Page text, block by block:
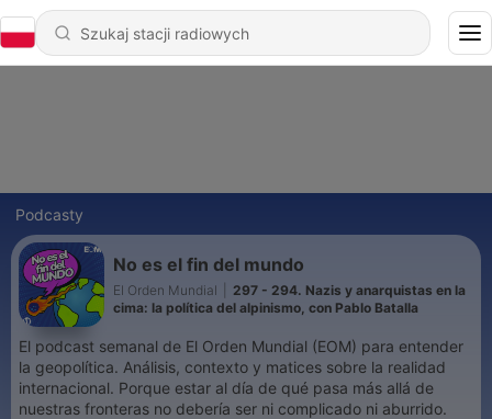
Podcasty
No es el fin del mundo
El Orden Mundial
297 - 294. Nazis y anarquistas en la
cima: la política del alpinismo, con Pablo Batalla
El podcast semanal de El Orden Mundial (EOM) para entender
la geopolítica. Análisis, contexto y matices sobre la realidad
internacional. Porque estar al día de qué pasa más allá de
nuestras fronteras no debería ser ni complicado ni aburrido.